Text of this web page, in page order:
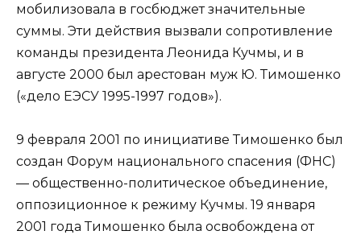
мобилизовала в госбюджет значительные
суммы. Эти действия вызвали сопротивление
команды президента Леонида Кучмы, и в
августе 2000 был арестован муж Ю. Тимошенко
(«дело ЕЭСУ 1995-1997 годов»).
9 февраля 2001 по инициативе Тимошенко был
создан Форум национального спасения (ФНС)
— общественно-политическое объединение,
оппозиционное к режиму Кучмы. 19 января
2001 года Тимошенко была освобождена от